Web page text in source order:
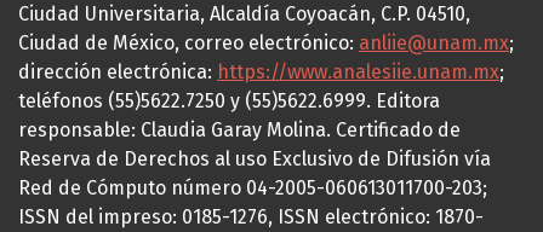
Ciudad Universitaria, Alcaldía Coyoacán, C.P. 04510,
Ciudad de México, correo electrónico: anliie@unam.mx;
dirección electrónica: https://www.analesiie.unam.mx;
teléfonos (55)5622.7250 y (55)5622.6999. Editora
responsable: Claudia Garay Molina. Certificado de
Reserva de Derechos al uso Exclusivo de Difusión vía
Red de Cómputo número 04-2005-060613011700-203;
ISSN del impreso: 0185-1276, ISSN electrónico: 1870-